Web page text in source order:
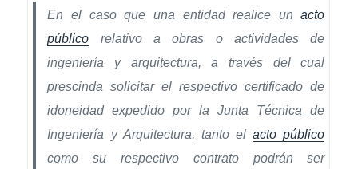
En el caso que una entidad realice unacto
público relativo a obras o actividades de
ingeniería y arquitectura, a través del cual
prescinda solicitar el respectivo certificado de
idoneidad expedido por la Junta Técnica de
Ingeniería y Arquitectura, tanto elacto público
como su respectivo contrato podrán ser